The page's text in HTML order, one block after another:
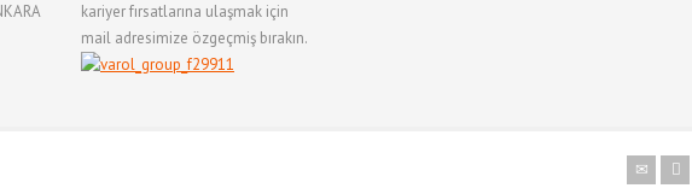
kariyer fırsatlarına ulaşmak için
mail adresimize özgeçmiş bırakın.